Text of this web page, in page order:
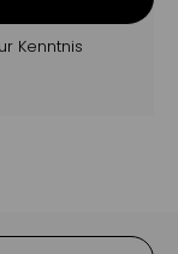
Kenntnis